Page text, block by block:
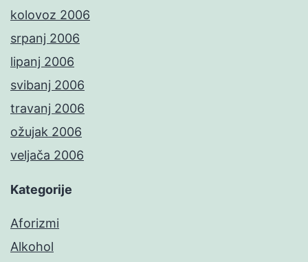
kolovoz 2006
srpanj 2006
lipanj 2006
svibanj 2006
travanj 2006
ožujak 2006
veljača 2006
Kategorije
Aforizmi
Alkohol